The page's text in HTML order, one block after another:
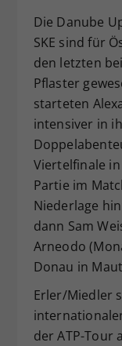
Die Danube
SKE sind für
den letzten
Pflaster
starteten
intensiver in
Viertelfinale
Partie im
Niederlage
dann Sam
Arneodo
Donau in
Erler/Miedler
der ATP-Tour